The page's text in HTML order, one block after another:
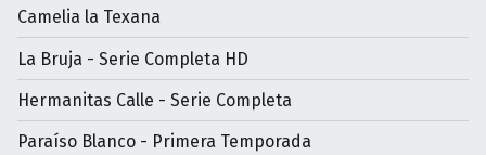
Camelia la Texana
La Bruja - Serie Completa HD
Hermanitas Calle - Serie Completa
Paraíso Blanco - Primera Temporada